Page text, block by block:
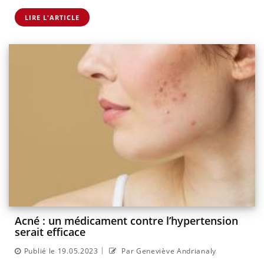
LIRE L'ARTICLE
Acné : un médicament contre l’hypertension
serait efficace
Publié le 19.05.2023 | Par Geneviève Andrianaly